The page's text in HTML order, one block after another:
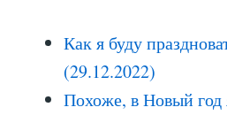
Как я буду
(29.12.2022)
Похоже, в Новый год